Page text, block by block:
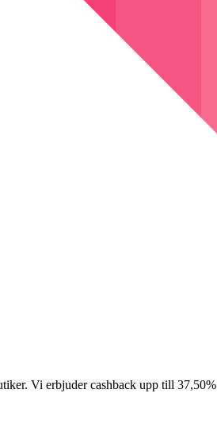
Vi erbjuder cashback upp till 37,50%